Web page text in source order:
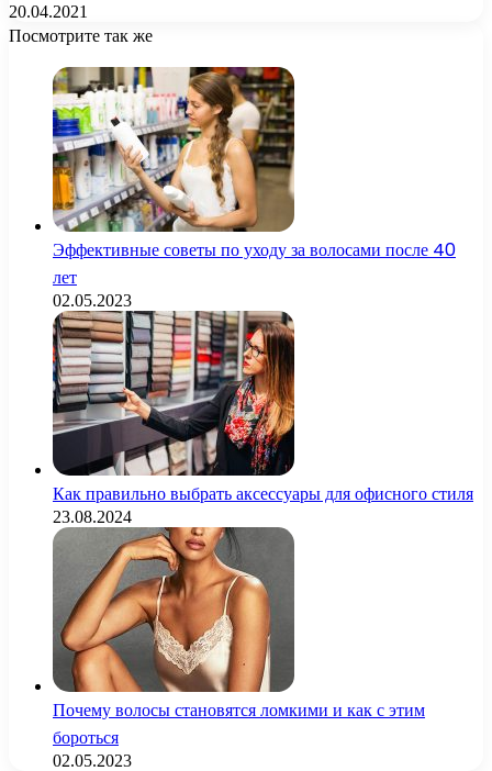
20.04.2021
Посмотрите так же
Эффективные советы по уходу за волосами после 40
лет
02.05.2023
Как правильно выбрать аксессуары для офисного стиля
23.08.2024
Почему волосы становятся ломкими и как с этим
бороться
02.05.2023